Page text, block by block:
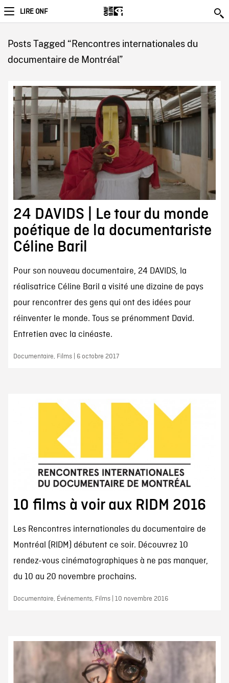
LIRE ONF
Posts Tagged “Rencontres internationales du
documentaire de Montréal”
24 DAVIDS | Le tour du monde
poétique de la documentariste
Céline Baril
Pour son nouveau documentaire, 24 DAVIDS, la
réalisatrice Céline Baril a visité une dizaine de pays
pour rencontrer des gens qui ont des idées pour
réinventer le monde. Tous se prénomment David.
Entretien avec la cinéaste.
Documentaire, Films | 6 octobre 2017
10 films à voir aux RIDM 2016
Les Rencontres internationales du documentaire de
Montréal (RIDM) débutent ce soir. Découvrez 10
rendez-vous cinématographiques à ne pas manquer,
du 10 au 20 novembre prochains.
Documentaire, Événements, Films | 10 novembre 2016